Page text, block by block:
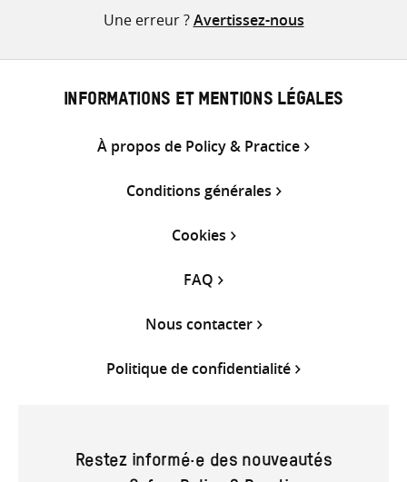
Une erreur ?Avertissez-nous
INFORMATIONS ET MENTIONS LÉGALES
À propos de Policy & Practice
Conditions générales
Cookies
FAQ
Nous contacter
Politique de confidentialité
Restez informé·e des nouveautés